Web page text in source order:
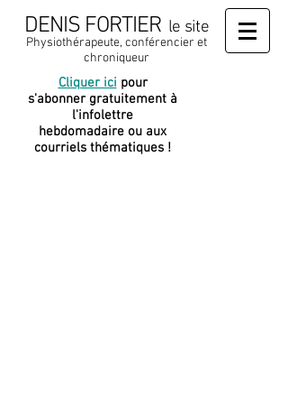
DENIS FORTIER le site
Physiothérapeute, conférencier et
chroniqueur
Cliquer ici pour
s'abonner gratuitement à
l'infolettre
hebdomadaire ou aux
courriels thématiques !